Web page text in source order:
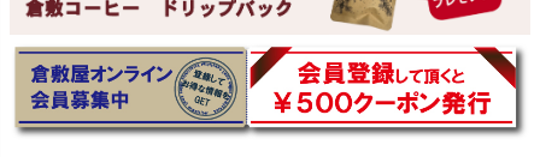
並び順
新着順
登録順
価格が安い順
価格が高い順